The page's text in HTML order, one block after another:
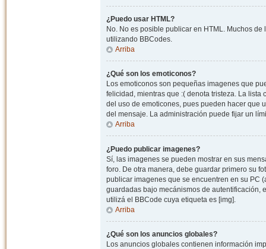
¿Puedo usar HTML?
No. No es posible publicar en HTML. Muchos
utilizando BBCodes.
Arriba
¿Qué son los emoticonos?
Los emoticonos son pequeñas imagenes que
felicidad, mientras que :( denota tristeza. La
del uso de emoticones, pues pueden hacer que
del mensaje. La administración puede fijar un
Arriba
¿Puedo publicar imagenes?
Sí, las imagenes se pueden mostrar en sus
foro. De otra manera, debe guardar primero su
publicar imagenes que se encuentren en su PC
guardadas bajo mecánismos de autentificación,
utilizá el BBCode cuya etiqueta es [img].
Arriba
¿Qué son los anuncios globales?
Los anuncios globales contienen información